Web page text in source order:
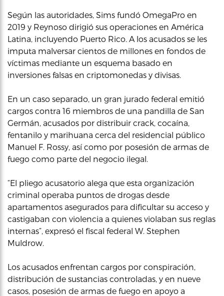
Según las autoridades, Sims fundó OmegaPro en
2019 y Reynoso dirigió sus operaciones en América
Latina, incluyendo Puerto Rico. A los acusados se les
imputa malversar cientos de millones en fondos de
víctimas mediante un esquema basado en
inversiones falsas en criptomonedas y divisas.
En un caso separado, un gran jurado federal emitió
cargos contra 16 miembros de una pandilla de San
Germán, acusados por distribuir crack, cocaína,
fentanilo y marihuana cerca del residencial público
Manuel F. Rossy, así como por posesión de armas de
fuego como parte del negocio ilegal.
“El pliego acusatorio alega que esta organización
criminal operaba puntos de drogas desde
apartamentos asegurados para dificultar su acceso y
castigaban con violencia a quienes violaban sus reglas
internas”, expresó el fiscal federal W. Stephen
Muldrow.
Los acusados enfrentan cargos por conspiración,
distribución de sustancias controladas, y en nueve
casos, posesión de armas de fuego en apoyo a